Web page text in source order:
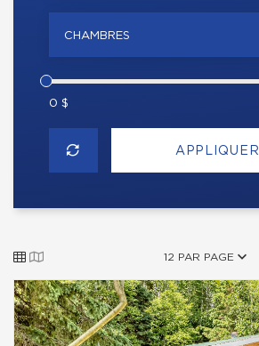
CHAMBRES
0 $
APPLIQUER
12 PAR PAGE